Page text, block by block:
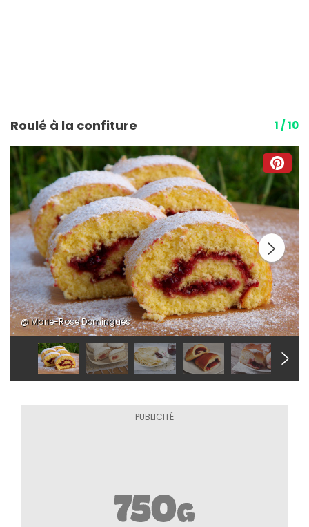
Roulé à la confiture 1 / 10
@ Marie-Rose Dominguès